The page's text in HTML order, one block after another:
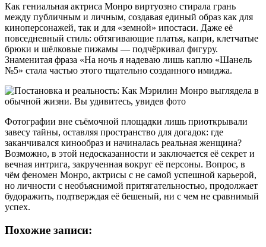
Как гениальная актриса Монро виртуозно стирала грань
между публичным и личным, создавая единый образ как для
киноперсонажей, так и для «земной» ипостаси. Даже её
повседневный стиль: обтягивающие платья, капри, клетчатые
брюки и шёлковые пижамы — подчёркивал фигуру.
Знаменитая фраза «На ночь я надеваю лишь каплю «Шанель
№5» стала частью этого тщательно созданного имиджа.
Фотографии вне съёмочной площадки лишь приоткрывали
завесу тайны, оставляя пространство для догадок: где
заканчивался кинообраз и начиналась реальная женщина?
Возможно, в этой недосказанности и заключается её секрет и
вечная интрига, закрученная вокруг её персоны. Вопрос, в
чём феномен Монро, актрисы с не самой успешной карьерой,
но личности с необъяснимой притягательностью, продолжает
будоражить, подтверждая её бешеный, ни с чем не сравнимый
успех.
Похожие записи: